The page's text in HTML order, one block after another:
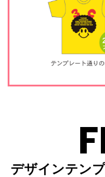
デザインテン